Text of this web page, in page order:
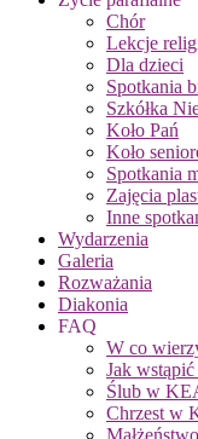
Chór
Lekcje
Dla dzieci
Spotkania
Szkółka
Koło Pań
Koło
Spotkania
Zajęcia
Inne
Wydarzenia
Galeria
Rozważania
Diakonia
FAQ
W co
Jak wstąpić
Ślub w
Chrzest w